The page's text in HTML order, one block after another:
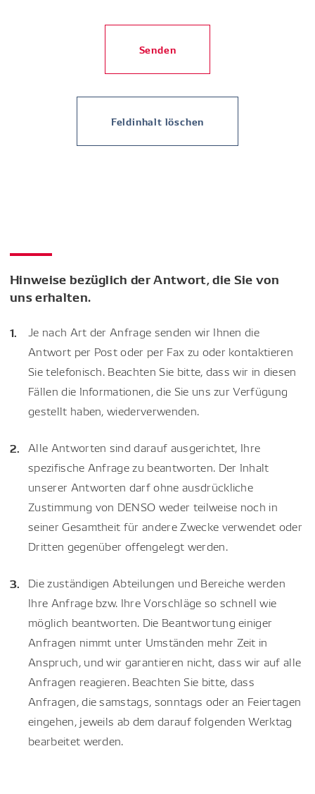
Senden
Feldinhalt löschen
Hinweise bezüglich der Antwort, die Sie von
uns erhalten.
Je nach Art der Anfrage senden wir Ihnen die
Antwort per Post oder per Fax zu oder kontaktieren
Sie telefonisch. Beachten Sie bitte, dass wir in diesen
Fällen die Informationen, die Sie uns zur Verfügung
gestellt haben, wiederverwenden.
Alle Antworten sind darauf ausgerichtet, Ihre
spezifische Anfrage zu beantworten. Der Inhalt
unserer Antworten darf ohne ausdrückliche
Zustimmung von DENSO weder teilweise noch in
seiner Gesamtheit für andere Zwecke verwendet oder
Dritten gegenüber offengelegt werden.
Die zuständigen Abteilungen und Bereiche werden
Ihre Anfrage bzw. Ihre Vorschläge so schnell wie
möglich beantworten. Die Beantwortung einiger
Anfragen nimmt unter Umständen mehr Zeit in
Anspruch, und wir garantieren nicht, dass wir auf alle
Anfragen reagieren. Beachten Sie bitte, dass
Anfragen, die samstags, sonntags oder an Feiertagen
eingehen, jeweils ab dem darauf folgenden Werktag
bearbeitet werden.